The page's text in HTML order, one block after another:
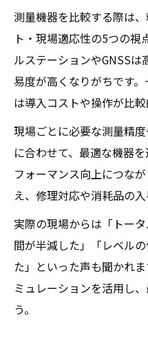
測量機器を比較する際は
ト・現場適応性の5つの視
ルステーションやGNSS
易度が高くなりがちです
は導入コストや操作が比較
現場ごとに必要な測量精
に合わせて、最適な機器
フォーマンス向上につな
え、修理対応や消耗品の
実際の現場からは「トー
間が半減した」「レベル
た」といった声も聞かれ
ミュレーションを活用し
う。